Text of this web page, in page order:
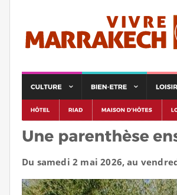
Du samedi 2 mai 2026, au